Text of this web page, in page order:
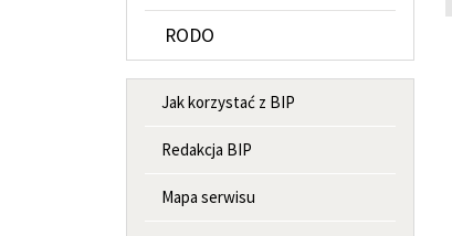
RODO
MENU INFORMACYJNE
Jak korzystać z BIP
Redakcja BIP
Mapa serwisu